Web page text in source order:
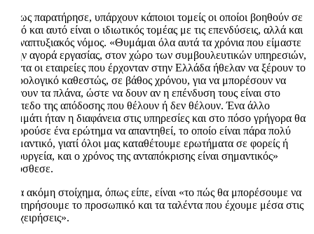
Όπως παρατήρησε, υπάρχουν κάποιοι τομείς οι οποίοι βοηθούν σε
αυτό και αυτό είναι ο ιδιωτικός τομέας με τις επενδύσεις, αλλά και
ο αναπτυξιακός νόμος. «Θυμάμαι όλα αυτά τα χρόνια που είμαστε
στην αγορά εργασίας, στον χώρο των συμβουλευτικών υπηρεσιών,
πάντα οι εταιρείες που έρχονταν στην Ελλάδα ήθελαν να ξέρουν το
φορολογικό καθεστώς, σε βάθος χρόνου, για να μπορέσουν να
κάνουν τα πλάνα, ώστε να δουν αν η επένδυση τους είναι στο
επίπεδο της απόδοσης που θέλουν ή δεν θέλουν. Ένα άλλο
κομμάτι ήταν η διαφάνεια στις υπηρεσίες και στο πόσο γρήγορα θα
μπορούσε ένα ερώτημα να απαντηθεί, το οποίο είναι πάρα πολύ
σημαντικό, γιατί όλοι μας καταθέτουμε ερωτήματα σε φορείς ή
υπουργεία, και ο χρόνος της ανταπόκρισης είναι σημαντικός»
πρόσθεσε.
Ένα ακόμη στοίχημα, όπως είπε, είναι «το πώς θα μπορέσουμε να
διατηρήσουμε το προσωπικό και τα ταλέντα που έχουμε μέσα στις
επιχειρήσεις».